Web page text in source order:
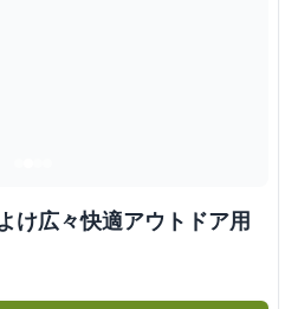
け広々快適アウトドア用